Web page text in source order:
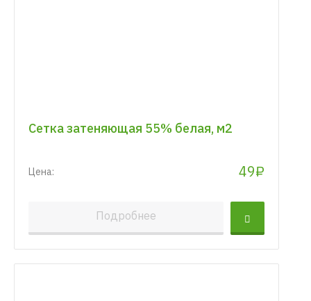
Сетка затеняющая 55% белая, м2
Цена: 49₽
Подробнее